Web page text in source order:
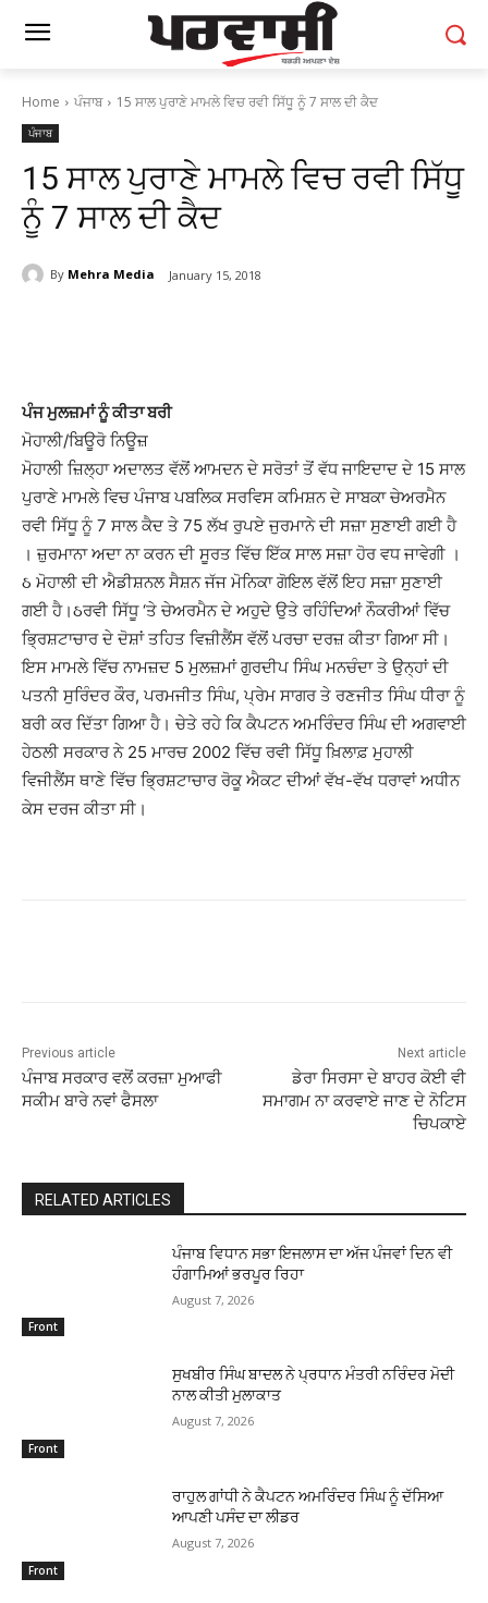
Home ਪੰਜਾਬ 15 ਸਾਲ ਪੁਰਾਣੇ ਮਾਮਲੇ ਵਿਚ ਰਵੀ ਸਿੱਧੂ ਨੂੰ 7 ਸਾਲ ਦੀ ਕੈਦ
ਪੰਜਾਬ
15 ਸਾਲ ਪੁਰਾਣੇ ਮਾਮਲੇ ਵਿਚ ਰਵੀ ਸਿੱਧੂ
ਨੂੰ 7 ਸਾਲ ਦੀ ਕੈਦ
By Mehra Media January 15, 2018
ਪੰਜ ਮੁਲਜ਼ਮਾਂ ਨੂੰ ਕੀਤਾ ਬਰੀ
ਮੋਹਾਲੀ/ਬਿਊਰੋ ਨਿਊਜ਼
ਮੋਹਾਲੀ ਜ਼ਿਲ੍ਹਾ ਅਦਾਲਤ ਵੱਲੋਂ ਆਮਦਨ ਦੇ ਸਰੋਤਾਂ ਤੋਂ ਵੱਧ ਜਾਇਦਾਦ ਦੇ 15 ਸਾਲ
ਪੁਰਾਣੇ ਮਾਮਲੇ ਵਿਚ ਪੰਜਾਬ ਪਬਲਿਕ ਸਰਵਿਸ ਕਮਿਸ਼ਨ ਦੇ ਸਾਬਕਾ ਚੇਅਰਮੈਨ
ਰਵੀ ਸਿੱਧੂ ਨੂੰ 7 ਸਾਲ ਕੈਦ ਤੇ 75 ਲੱਖ ਰੁਪਏ ਜੁਰਮਾਨੇ ਦੀ ਸਜ਼ਾ ਸੁਣਾਈ ਗਈ ਹੈ
। ਜ਼ੁਰਮਾਨਾ ਅਦਾ ਨਾ ਕਰਨ ਦੀ ਸੂਰਤ ਵਿੱਚ ਇੱਕ ਸਾਲ ਸਜ਼ਾ ਹੋਰ ਵਧ ਜਾਵੇਗੀ ।
ઠ ਮੋਹਾਲੀ ਦੀ ਐਡੀਸ਼ਨਲ ਸੈਸ਼ਨ ਜੱਜ ਮੋਨਿਕਾ ਗੋਇਲ ਵੱਲੋਂ ਇਹ ਸਜ਼ਾ ਸੁਣਾਈ
ਗਈ ਹੈ।ઠਰਵੀ ਸਿੱਧੂ ‘ਤੇ ਚੇਅਰਮੈਨ ਦੇ ਅਹੁਦੇ ਉਤੇ ਰਹਿੰਦਿਆਂ ਨੌਕਰੀਆਂ ਵਿੱਚ
ਭ੍ਰਿਸ਼ਟਾਚਾਰ ਦੇ ਦੋਸ਼ਾਂ ਤਹਿਤ ਵਿਜ਼ੀਲੈਂਸ ਵੱਲੋਂ ਪਰਚਾ ਦਰਜ਼ ਕੀਤਾ ਗਿਆ ਸੀ।
ਇਸ ਮਾਮਲੇ ਵਿੱਚ ਨਾਮਜ਼ਦ 5 ਮੁਲਜ਼ਮਾਂ ਗੁਰਦੀਪ ਸਿੰਘ ਮਨਚੰਦਾ ਤੇ ਉਨ੍ਹਾਂ ਦੀ
ਪਤਨੀ ਸੁਰਿੰਦਰ ਕੌਰ, ਪਰਮਜੀਤ ਸਿੰਘ, ਪ੍ਰੇਮ ਸਾਗਰ ਤੇ ਰਣਜੀਤ ਸਿੰਘ ਧੀਰਾ ਨੂੰ
ਬਰੀ ਕਰ ਦਿੱਤਾ ਗਿਆ ਹੈ। ਚੇਤੇ ਰਹੇ ਕਿ ਕੈਪਟਨ ਅਮਰਿੰਦਰ ਸਿੰਘ ਦੀ ਅਗਵਾਈ
ਹੇਠਲੀ ਸਰਕਾਰ ਨੇ 25 ਮਾਰਚ 2002 ਵਿੱਚ ਰਵੀ ਸਿੱਧੂ ਖ਼ਿਲਾਫ਼ ਮੁਹਾਲੀ
ਵਿਜੀਲੈਂਸ ਥਾਣੇ ਵਿੱਚ ਭ੍ਰਿਸ਼ਟਾਚਾਰ ਰੋਕੂ ਐਕਟ ਦੀਆਂ ਵੱਖ-ਵੱਖ ਧਰਾਵਾਂ ਅਧੀਨ
ਕੇਸ ਦਰਜ ਕੀਤਾ ਸੀ।
Previous article
ਪੰਜਾਬ ਸਰਕਾਰ ਵਲੋਂ ਕਰਜ਼ਾ ਮੁਆਫੀ
ਸਕੀਮ ਬਾਰੇ ਨਵਾਂ ਫੈਸਲਾ
Next article
ਡੇਰਾ ਸਿਰਸਾ ਦੇ ਬਾਹਰ ਕੋਈ ਵੀ
ਸਮਾਗਮ ਨਾ ਕਰਵਾਏ ਜਾਣ ਦੇ ਨੋਟਿਸ
ਚਿਪਕਾਏ
RELATED ARTICLES
Front
ਪੰਜਾਬ ਵਿਧਾਨ ਸਭਾ ਇਜਲਾਸ ਦਾ ਅੱਜ ਪੰਜਵਾਂ ਦਿਨ ਵੀ
ਹੰਗਾਮਿਆਂ ਭਰਪੂਰ ਰਿਹਾ
August 7, 2026
Front
ਸੁਖਬੀਰ ਸਿੰਘ ਬਾਦਲ ਨੇ ਪ੍ਰਧਾਨ ਮੰਤਰੀ ਨਰਿੰਦਰ ਮੋਦੀ
ਨਾਲ ਕੀਤੀ ਮੁਲਾਕਾਤ
August 7, 2026
Front
ਰਾਹੁਲ ਗਾਂਧੀ ਨੇ ਕੈਪਟਨ ਅਮਰਿੰਦਰ ਸਿੰਘ ਨੂੰ ਦੱਸਿਆ
ਆਪਣੀ ਪਸੰਦ ਦਾ ਲੀਡਰ
August 7, 2026